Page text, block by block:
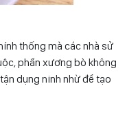
thống mà các nhà sử
phần xương bò không
dụng ninh nhừ để tạo